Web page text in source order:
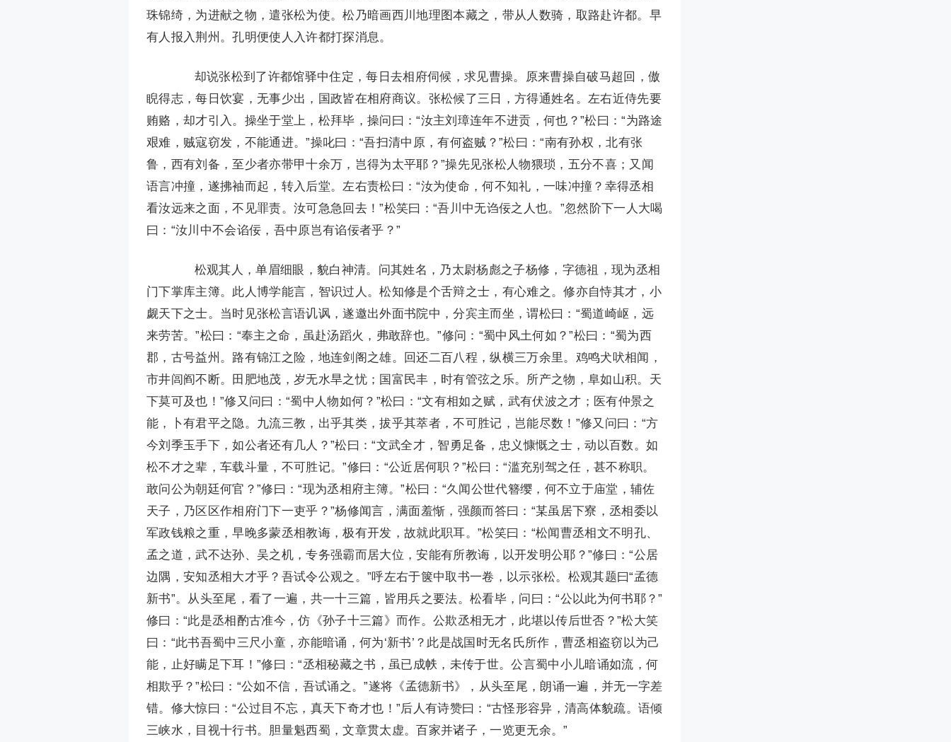
珠锦绮，为进献之物，遣张松为使。松乃暗画西川地理图本藏之，带从人数骑，取路赴许都。早
有人报入荆州。孔明便使人入许都打探消息。
却说张松到了许都馆驿中住定，每日去相府伺候，求见曹操。原来曹操自破马超回，傲
睨得志，每日饮宴，无事少出，国政皆在相府商议。张松候了三日，方得通姓名。左右近侍先要
贿赂，却才引入。操坐于堂上，松拜毕，操问曰：“汝主刘璋连年不进贡，何也？”松曰：“为路途
艰难，贼寇窃发，不能通进。”操叱曰：“吾扫清中原，有何盗贼？”松曰：“南有孙权，北有张
鲁，西有刘备，至少者亦带甲十余万，岂得为太平耶？”操先见张松人物猥琐，五分不喜；又闻
语言冲撞，遂拂袖而起，转入后堂。左右责松曰：“汝为使命，何不知礼，一味冲撞？幸得丞相
看汝远来之面，不见罪责。汝可急急回去！”松笑曰：“吾川中无诌佞之人也。”忽然阶下一人大喝
曰：“汝川中不会谄佞，吾中原岂有谄佞者乎？”
松观其人，单眉细眼，貌白神清。问其姓名，乃太尉杨彪之子杨修，字德祖，现为丞相
门下掌库主簿。此人博学能言，智识过人。松知修是个舌辩之士，有心难之。修亦自恃其才，小
觑天下之士。当时见张松言语讥讽，遂邀出外面书院中，分宾主而坐，谓松曰：“蜀道崎岖，远
来劳苦。”松曰：“奉主之命，虽赴汤蹈火，弗敢辞也。”修问：“蜀中风土何如？”松曰：“蜀为西
郡，古号益州。路有锦江之险，地连剑阁之雄。回还二百八程，纵横三万余里。鸡鸣犬吠相闻，
市井闾阎不断。田肥地茂，岁无水旱之忧；国富民丰，时有管弦之乐。所产之物，阜如山积。天
下莫可及也！”修又问曰：“蜀中人物如何？”松曰：“文有相如之赋，武有伏波之才；医有仲景之
能，卜有君平之隐。九流三教，出乎其类，拔乎其萃者，不可胜记，岂能尽数！”修又问曰：“方
今刘季玉手下，如公者还有几人？”松曰：“文武全才，智勇足备，忠义慷慨之士，动以百数。如
松不才之辈，车载斗量，不可胜记。”修曰：“公近居何职？”松曰：“滥充别驾之任，甚不称职。
敢问公为朝廷何官？”修曰：“现为丞相府主簿。”松曰：“久闻公世代簪缨，何不立于庙堂，辅佐
天子，乃区区作相府门下一吏乎？”杨修闻言，满面羞惭，强颜而答曰：“某虽居下寮，丞相委以
军政钱粮之重，早晚多蒙丞相教诲，极有开发，故就此职耳。”松笑曰：“松闻曹丞相文不明孔、
孟之道，武不达孙、吴之机，专务强霸而居大位，安能有所教诲，以开发明公耶？”修曰：“公居
边隅，安知丞相大才乎？吾试令公观之。”呼左右于箧中取书一卷，以示张松。松观其题曰“孟德
新书”。从头至尾，看了一遍，共一十三篇，皆用兵之要法。松看毕，问曰：“公以此为何书耶？”
修曰：“此是丞相酌古准今，仿《孙子十三篇》而作。公欺丞相无才，此堪以传后世否？”松大笑
曰：“此书吾蜀中三尺小童，亦能暗诵，何为‘新书’？此是战国时无名氏所作，曹丞相盗窃以为己
能，止好瞒足下耳！”修曰：“丞相秘藏之书，虽已成帙，未传于世。公言蜀中小儿暗诵如流，何
相欺乎？”松曰：“公如不信，吾试诵之。”遂将《孟德新书》，从头至尾，朗诵一遍，并无一字差
错。修大惊曰：“公过目不忘，真天下奇才也！”后人有诗赞曰：“古怪形容异，清高体貌疏。语倾
三峡水，目视十行书。胆量魁西蜀，文章贯太虚。百家并诸子，一览更无余。”